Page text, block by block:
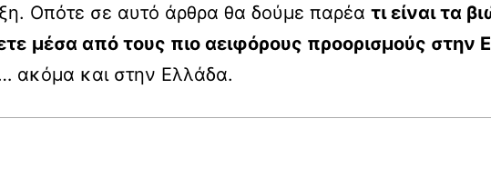
Οπότε σε αυτό άρθρα θα δούμε παρέα τι είναι τα
μέσα από τους πιο αειφόρους προορισμούς στην
ακόμα και στην Ελλάδα.